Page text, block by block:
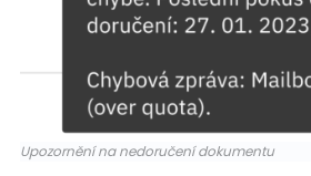
Upozornění na nedoručení dokumentu